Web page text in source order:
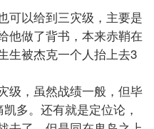
可以给到三灾级，主要是
他做了背书，本来赤鞘在
生被杰克一个人抬上去3
级，虽然战绩一般，但毕
多。还有就是定位论，